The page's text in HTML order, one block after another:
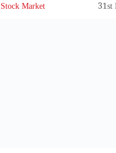
Stock Market 31st